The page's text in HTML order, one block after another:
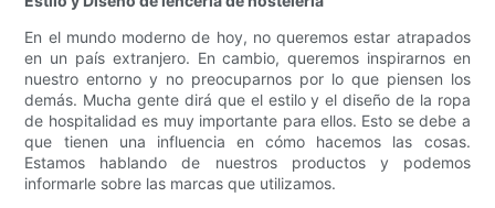
En el mundo moderno de hoy, no queremos estar atrapados
en un país extranjero. En cambio, queremos inspirarnos en
nuestro entorno y no preocuparnos por lo que piensen los
demás. Mucha gente dirá que el estilo y el diseño de la ropa
de hospitalidad es muy importante para ellos. Esto se debe a
que tienen una influencia en cómo hacemos las cosas.
Estamos hablando de nuestros productos y podemos
informarle sobre las marcas que utilizamos.